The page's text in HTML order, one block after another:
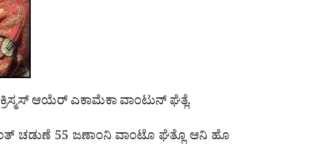
ಆಯೆರ್ ಎಕಾಮೆಕಾ ವಾಂಟುನ್ ಘೆತ್ಲೆ.
ಚಡುಣೆ 55 ಜಣಾಂನಿ ವಾಂಟೊ ಘೆತ್ಲೊ ಆನಿ ಹೊ